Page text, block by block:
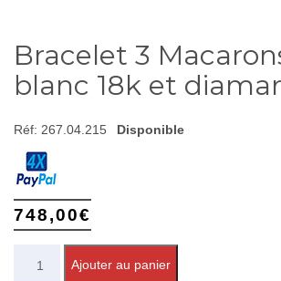
Bracelet 3
blanc 18k et
Réf: 267.04.215 Disponible
748,00€
Ajouter au panier